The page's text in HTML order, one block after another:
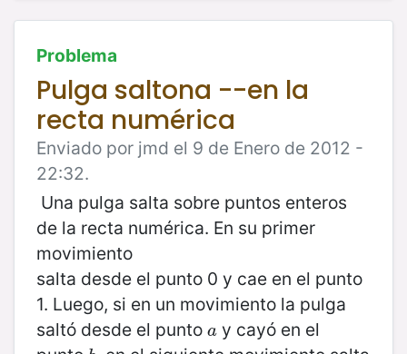
Problema
Pulga saltona --en la
recta numérica
Enviado por jmd el 9 de Enero de 2012 -
22:32.
Una pulga salta sobre puntos enteros
de la recta numérica. En su primer
movimiento
salta desde el punto 0 y cae en el punto
1. Luego, si en un movimiento la pulga
saltó desde el punto a
a y cayó en el